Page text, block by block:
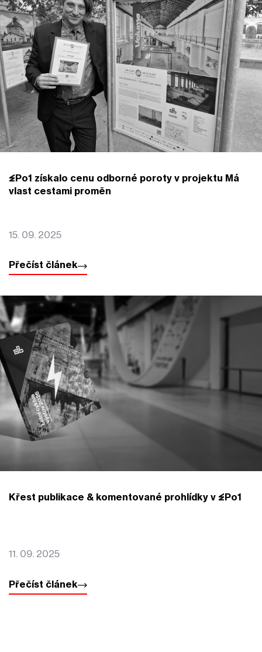
EPo1 získalo cenu odborné poroty v projektu Má
vlast cestami proměn
15. 09. 2025
Přečíst článek
Křest publikace & komentované prohlídky v EPo1
11. 09. 2025
Přečíst článek